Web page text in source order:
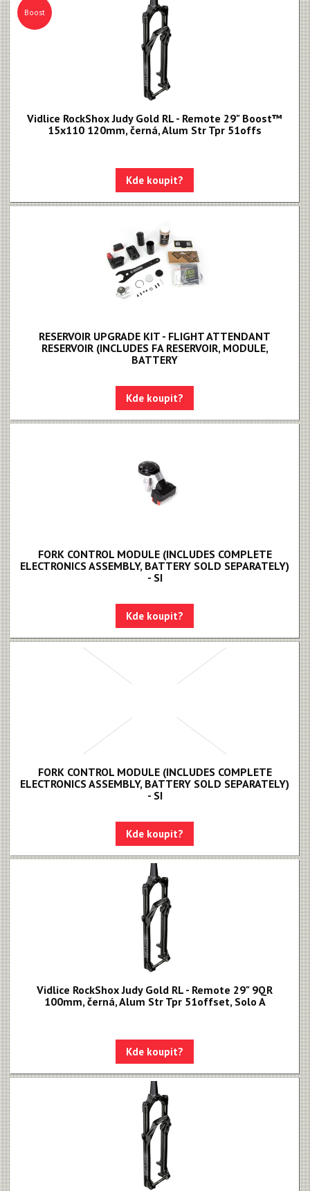
Boost
Vidlice RockShox Judy Gold RL - Remote 29" Boost™
15x110 120mm, černá, Alum Str Tpr 51offs
Kde koupit?
RESERVOIR UPGRADE KIT - FLIGHT ATTENDANT
RESERVOIR (INCLUDES FA RESERVOIR, MODULE,
BATTERY
Kde koupit?
FORK CONTROL MODULE (INCLUDES COMPLETE
ELECTRONICS ASSEMBLY, BATTERY SOLD SEPARATELY)
- SI
Kde koupit?
FORK CONTROL MODULE (INCLUDES COMPLETE
ELECTRONICS ASSEMBLY, BATTERY SOLD SEPARATELY)
- SI
Kde koupit?
Vidlice RockShox Judy Gold RL - Remote 29" 9QR
100mm, černá, Alum Str Tpr 51offset, Solo A
Kde koupit?